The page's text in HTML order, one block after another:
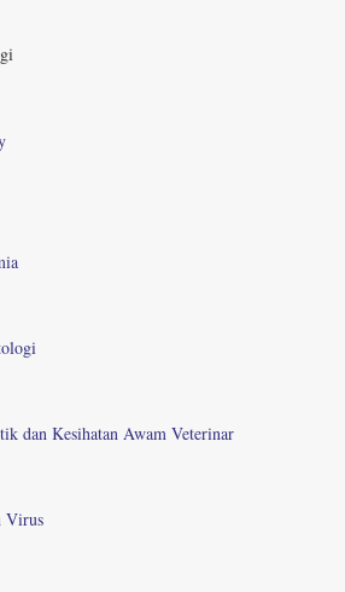
dan Kesihatan Awam Veterinar
Virus